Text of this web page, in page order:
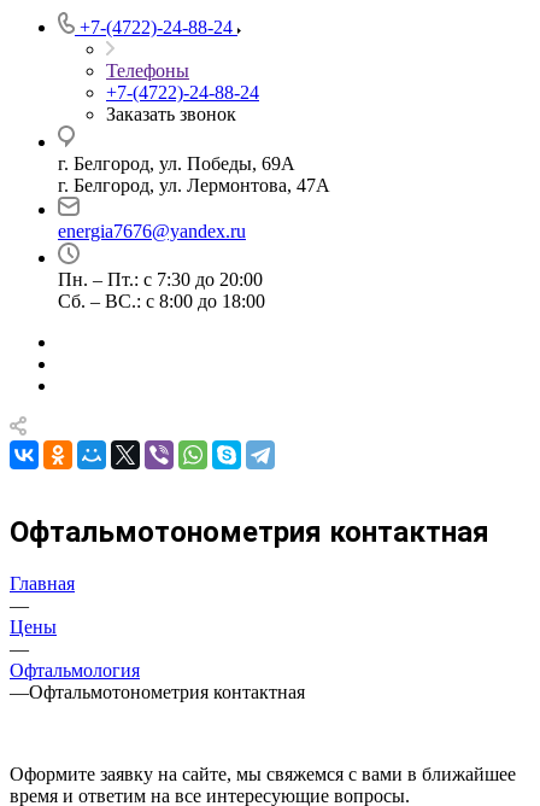
+7-(4722)-24-88-24
Телефоны
+7-(4722)-24-88-24
Заказать звонок
г. Белгород, ул. Победы, 69А
г. Белгород, ул. Лермонтова, 47А
energia7676@yandex.ru
Пн. – Пт.: с 7:30 до 20:00
Сб. – ВС.: с 8:00 до 18:00
Офтальмотонометрия контактная
Главная
—
Цены
—
Офтальмология
—Офтальмотонометрия контактная
Оформите заявку на сайте, мы свяжемся с вами в ближайшее
время и ответим на все интересующие вопросы.